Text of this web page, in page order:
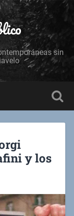
sin
y los